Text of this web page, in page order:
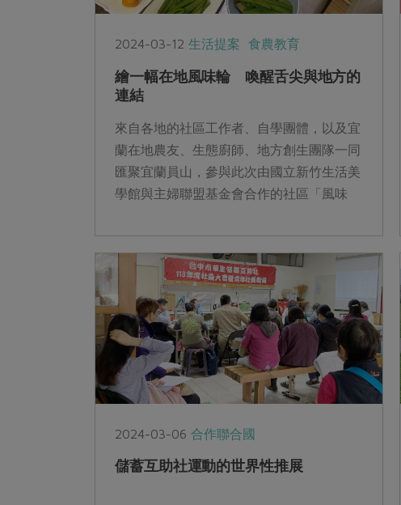
2024-03-12 生活提案 食農教育
繪一幅在地風味輪 喚醒舌尖與地方的
連結
來自各地的社區工作者、自學團體，以及宜
蘭在地農友、生態廚師、地方創生團隊一同
匯聚宜蘭員山，參與此次由國立新竹生活美
學館與主婦聯盟基金會合作的社區「風味
動為在地物產找到出路，讓銷售與消費可以
有共同語彙，讓飲食文化成為地方創生的媒
介，進而永續在地。
2024-03-06 合作聯合國
儲蓄互助社運動的世界性推展